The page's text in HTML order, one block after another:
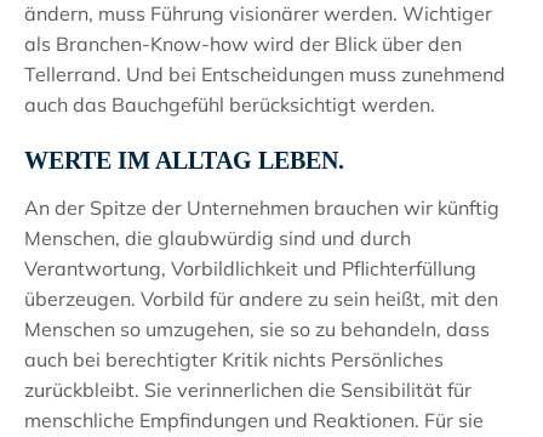
ändern, muss Führung visionärer werden. Wichtiger
als Branchen-Know-how wird der Blick über den
Tellerrand. Und bei Entscheidungen muss zunehmend
auch das Bauchgefühl berücksichtigt werden.
WERTE IM ALLTAG LEBEN.
An der Spitze der Unternehmen brauchen wir künftig
Menschen, die glaubwürdig sind und durch
Verantwortung, Vorbildlichkeit und Pflichterfüllung
überzeugen. Vorbild für andere zu sein heißt, mit den
Menschen so umzugehen, sie so zu behandeln, dass
auch bei berechtigter Kritik nichts Persönliches
zurückbleibt. Sie verinnerlichen die Sensibilität für
menschliche Empfindungen und Reaktionen. Für sie